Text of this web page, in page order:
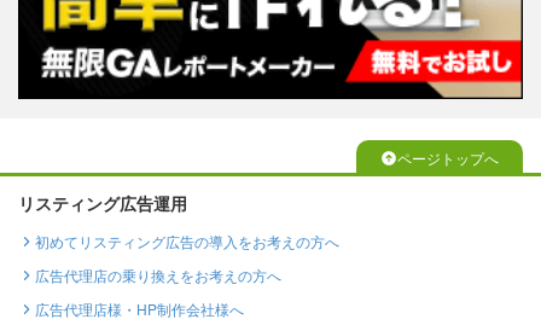
ページトップへ
リスティング広告運用
初めてリスティング広告の導入をお考えの方へ
広告代理店の乗り換えをお考えの方へ
広告代理店様・HP制作会社様へ